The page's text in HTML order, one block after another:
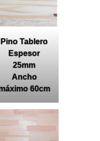
Pino Tablero
Espesor
25mm
Ancho
60cm